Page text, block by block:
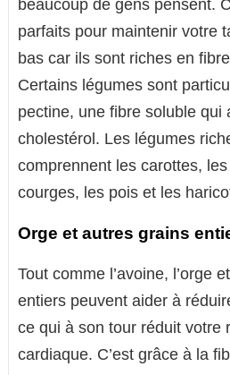
beaucoup de gens pensent.
parfaits pour maintenir votre
bas car ils sont riches en
Certains légumes sont
pectine, une fibre soluble qui
cholestérol. Les légumes
comprennent les carottes,
courges, les pois et les
Orge et autres grains
Tout comme l’avoine, l’orge
entiers peuvent aider à
ce qui à son tour réduit votre
cardiaque. C’est grâce à la